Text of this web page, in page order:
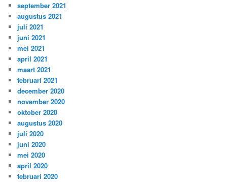
september 2021
augustus 2021
juli 2021
juni 2021
mei 2021
april 2021
maart 2021
februari 2021
december 2020
november 2020
oktober 2020
augustus 2020
juli 2020
juni 2020
mei 2020
april 2020
februari 2020